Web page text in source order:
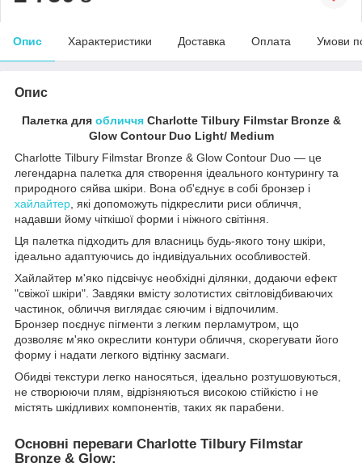
Опис Характеристики Доставка Оплата Умови
Опис
Палетка для обличчяCharlotte Tilbury Filmstar Bronze &
Glow Contour Duo Light/ Medium
Charlotte Tilbury Filmstar Bronze & Glow Contour Duo — це
легендарна палетка для створення ідеального контурингу та
природного сяйва шкіри. Вона об'єднує в собі бронзер і
хайлайтер , які допоможуть підкреслити риси обличчя,
надавши йому чіткішої форми і ніжного світіння.
Ця палетка підходить для власниць будь-якого тону шкіри,
ідеально адаптуючись до індивідуальних особливостей.
Хайлайтер м'яко підсвічує необхідні ділянки, додаючи ефект
"свіжої шкіри". Завдяки вмісту золотистих світловідбиваючих
частинок, обличчя виглядає сяючим і відпочилим.
Бронзер поєднує пігменти з легким перламутром, що
дозволяє м'яко окреслити контури обличчя, скорегувати його
форму і надати легкого відтінку засмаги.
Обидві текстури легко наносяться, ідеально розтушовуються,
не створюючи плям, відрізняються високою стійкістю і не
містять шкідливих компонентів, таких як парабени.
Основні переваги Charlotte Tilbury Filmstar
Bronze & Glow: